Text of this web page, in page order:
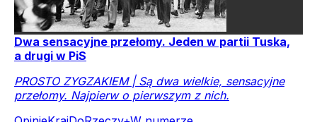
Dwa sensacyjne przełomy. Jeden w partii Tuska,
a drugi w PiS
PROSTO ZYGZAKIEM | Są dwa wielkie, sensacyjne
przełomy. Najpierw o pierwszym z nich.